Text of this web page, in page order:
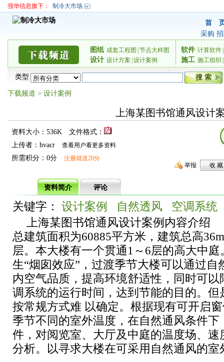
强华信息旗下： 制冷大市场
首
采购
图纸 成套工程图 节点大样图
设计 设计方案 设计案例
软件 计算软件
施工 施工组织
类型
下载频道 > 设计案例
上海某图书馆通风设计
资料大小：536K
文件格式：
上传者：hvacr
查看用户看更多资料
所需积分：0分
注册就送20分
举报
资料简介 评论
关键字： 设计案例 自然透风
空调系统
上海某图书馆通风设计案例内容介绍
总建筑面积为60885平方米，建筑总高
层。本大楼有一个贯通1～6层的高大中
生“烟囱效应”，过渡季节大楼可以通过自
内空气品质，提高环境舒适性，同时可
调系统的运行时间，达到节能的目的。
按常规方式难 以确定。根据现有可开启
季节不同的室外温度，在自然通风条件下
件，对阅览室、大厅及中庭的温度场、
分析。以寻求大楼在可采用自然通风的室